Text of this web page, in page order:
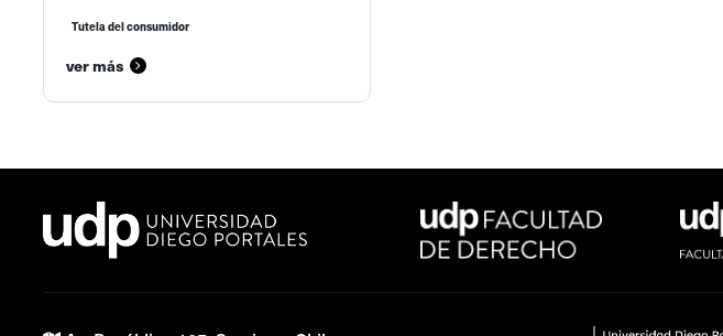
Tutela del consumidor
ver más